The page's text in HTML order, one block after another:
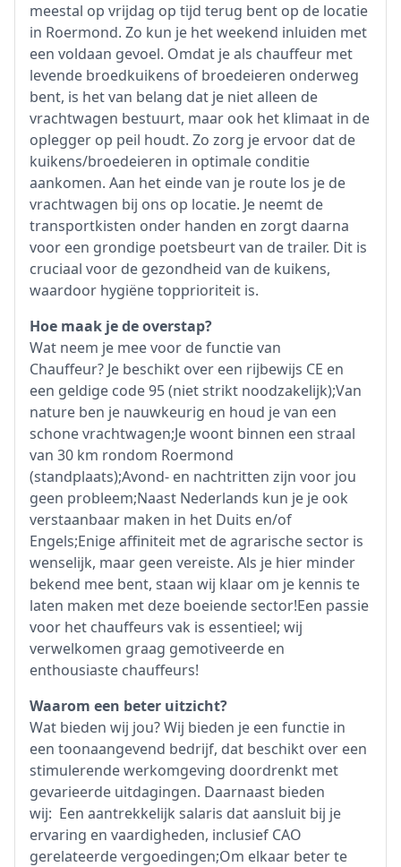
meestal op vrijdag op tijd terug bent op de locatie
in Roermond. Zo kun je het weekend inluiden met
een voldaan gevoel. Omdat je als chauffeur met
levende broedkuikens of broedeieren onderweg
bent, is het van belang dat je niet alleen de
vrachtwagen bestuurt, maar ook het klimaat in de
oplegger op peil houdt. Zo zorg je ervoor dat de
kuikens/broedeieren in optimale conditie
aankomen. Aan het einde van je route los je de
vrachtwagen bij ons op locatie. Je neemt de
transportkisten onder handen en zorgt daarna
voor een grondige poetsbeurt van de trailer. Dit is
cruciaal voor de gezondheid van de kuikens,
waardoor hygiëne topprioriteit is.
Hoe maak je de overstap?
Wat neem je mee voor de functie van
Chauffeur? Je beschikt over een rijbewijs CE en
een geldige code 95 (niet strikt noodzakelijk);Van
nature ben je nauwkeurig en houd je van een
schone vrachtwagen;Je woont binnen een straal
van 30 km rondom Roermond
(standplaats);Avond- en nachtritten zijn voor jou
geen probleem;Naast Nederlands kun je je ook
verstaanbaar maken in het Duits en/of
Engels;Enige affiniteit met de agrarische sector is
wenselijk, maar geen vereiste. Als je hier minder
bekend mee bent, staan wij klaar om je kennis te
laten maken met deze boeiende sector!Een passie
voor het chauffeurs vak is essentieel; wij
verwelkomen graag gemotiveerde en
enthousiaste chauffeurs!
Waarom een beter uitzicht?
Wat bieden wij jou? Wij bieden je een functie in
een toonaangevend bedrijf, dat beschikt over een
stimulerende werkomgeving doordrenkt met
gevarieerde uitdagingen. Daarnaast bieden
wij: Een aantrekkelijk salaris dat aansluit bij je
ervaring en vaardigheden, inclusief CAO
gerelateerde vergoedingen;Om elkaar beter te